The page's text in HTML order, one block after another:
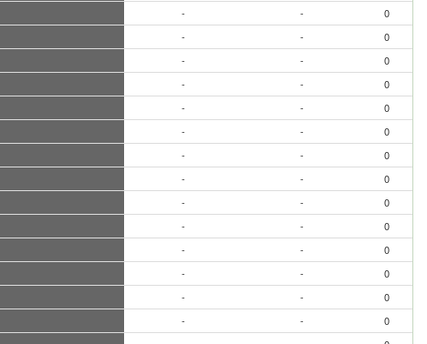
- -
0
- -
0
- -
0
- -
0
- -
0
- -
0
- -
0
- -
0
- -
0
- -
0
- -
0
- -
0
- -
0
- -
0